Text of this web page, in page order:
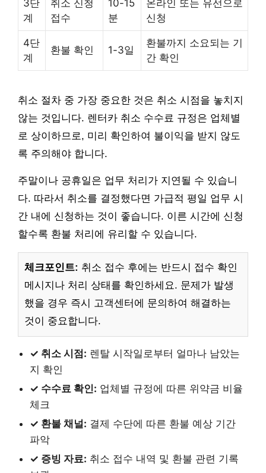
3단
계
취소 신청
접수
10-15
분
온라인 또는 유선으로
신청
4단
계
환불 확인 1-3일
환불까지 소요되는 기
간 확인
취소 절차 중 가장 중요한 것은 취소 시점을 놓치지
않는 것입니다. 렌터카 취소 수수료 규정은 업체별
로 상이하므로, 미리 확인하여 불이익을 받지 않도
록 주의해야 합니다.
주말이나 공휴일은 업무 처리가 지연될 수 있습니
다. 따라서 취소를 결정했다면 가급적 평일 업무 시
간 내에 신청하는 것이 좋습니다. 이른 시간에 신청
할수록 환불 처리에 유리할 수 있습니다.
체크포인트: 취소 접수 후에는 반드시 접수 확인
메시지나 처리 상태를 확인하세요. 문제가 발생
했을 경우 즉시 고객센터에 문의하여 해결하는
것이 중요합니다.
✓ 취소 시점: 렌탈 시작일로부터 얼마나 남았는
지 확인
✓ 수수료 확인: 업체별 규정에 따른 위약금 비율
체크
✓ 환불 채널: 결제 수단에 따른 환불 예상 기간
파악
✓ 증빙 자료: 취소 접수 내역 및 환불 관련 기록